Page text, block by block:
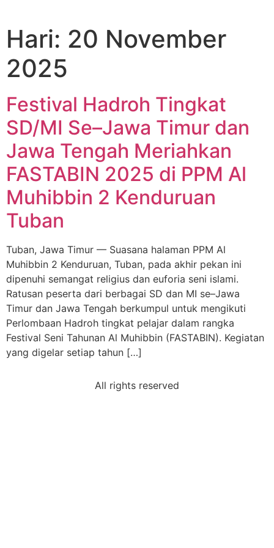
Hari: 20 November
2025
Festival Hadroh Tingkat
SD/MI Se–Jawa Timur dan
Jawa Tengah Meriahkan
FASTABIN 2025 di PPM Al
Muhibbin 2 Kenduruan
Tuban
Tuban, Jawa Timur — Suasana halaman PPM Al
Muhibbin 2 Kenduruan, Tuban, pada akhir pekan ini
dipenuhi semangat religius dan euforia seni islami.
Ratusan peserta dari berbagai SD dan MI se–Jawa
Timur dan Jawa Tengah berkumpul untuk mengikuti
Perlombaan Hadroh tingkat pelajar dalam rangka
Festival Seni Tahunan Al Muhibbin (FASTABIN). Kegiatan
yang digelar setiap tahun […]
All rights reserved